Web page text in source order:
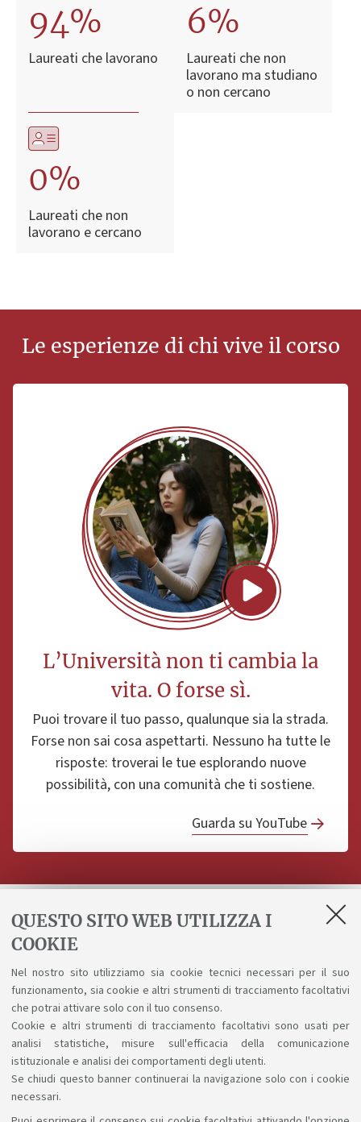
QUESTO SITO WEB UTILIZZA I
COOKIE
Nel nostro sito utilizziamo sia cookie tecnici necessari per il suo
funzionamento, sia cookie e altri strumenti di tracciamento facoltativi
che potrai attivare solo con il tuo consenso.
Cookie e altri strumenti di tracciamento facoltativi sono usati per
analisi statistiche, misure sull'efficacia della comunicazione
istituzionale e analisi dei comportamenti degli utenti.
Se chiudi questo banner continuerai la navigazione solo con i cookie
necessari.
94%
Laureati che lavorano
6%
Laureati che non
lavorano ma studiano
o non cercano
0%
Laureati che non
lavorano e cercano
Le esperienze di chi vive il corso
L’Università non ti cambia la
vita. O forse sì.
Puoi trovare il tuo passo, qualunque sia la strada.
Forse non sai cosa aspettarti. Nessuno ha tutte le
risposte: troverai le tue esplorando nuove
possibilità, con una comunità che ti sostiene.
Guarda su YouTube
Ricevi aggiornamenti sul corso
Invia
Ho letto l'informativa sulla privacye acconsento al
trattamento dei miei dati personali